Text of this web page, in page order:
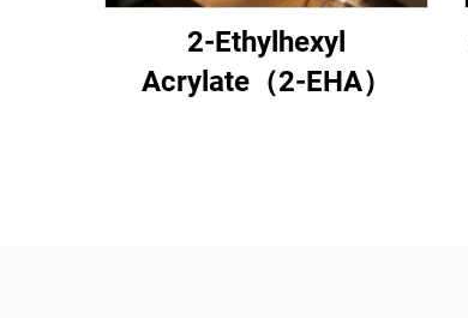
2-Ethylhexyl
Acrylate（2-EHA）